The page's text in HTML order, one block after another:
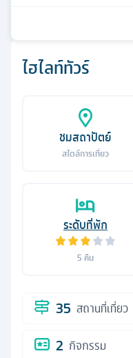
ไฮไลท์ทัวร์
ชมสถาปัตย์
สไตล์การเที่ยว
ระดับที่พัก
5 คืน
35 สถานที่เที่ยว
2 กิจกรรม